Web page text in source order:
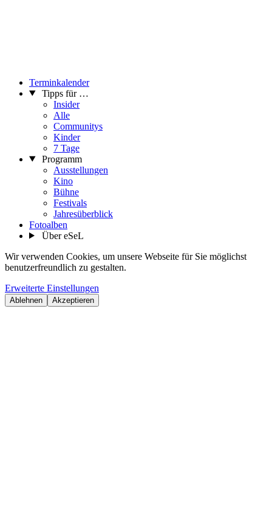
Terminkalender
Tipps für …
Insider
Alle
Communitys
Kinder
7 Tage
Programm
Ausstellungen
Kino
Bühne
Festivals
Jahresüberblick
Fotoalben
Über eSeL
Wir verwenden Cookies, um unsere Webseite für Sie möglichst
benutzerfreundlich zu gestalten.
Erweiterte Einstellungen
Ablehnen Akzeptieren